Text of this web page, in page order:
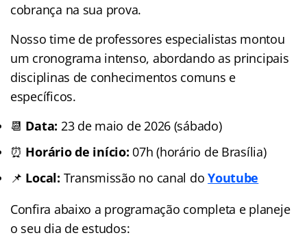
cobrança na sua prova.
Nosso time de professores especialistas montou
um cronograma intenso, abordando as principais
disciplinas de conhecimentos comuns e
específicos.
📆 Data: 23 de maio de 2026 (sábado)
⏰ Horário de início: 07h (horário de Brasília)
📌 Local: Transmissão no canal doYoutube
Confira abaixo a programação completa e planeje
o seu dia de estudos: